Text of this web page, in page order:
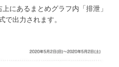
にあるまとめグラフ内「排泄」
で出力されます。